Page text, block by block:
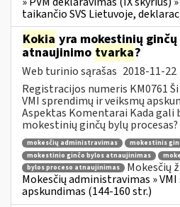
taikančio SVS Lietuvoje,
Kokia yra mokestinių
atnaujinimo tvarka?
Web turinio sąrašas 2018-11-22
Registracijos numeris KM0761
VMI sprendimų ir veiksmų
Aspektas Komentarai Kada
mokestinių ginčų bylų procesas?
mokesčių administravimas mokestinis
mokestinio ginčo bylos atnaujinimas
bylos proceso atnaujinimas
Mokesčių
Mokesčių administravimas »
apskundimas (144-160 str.)